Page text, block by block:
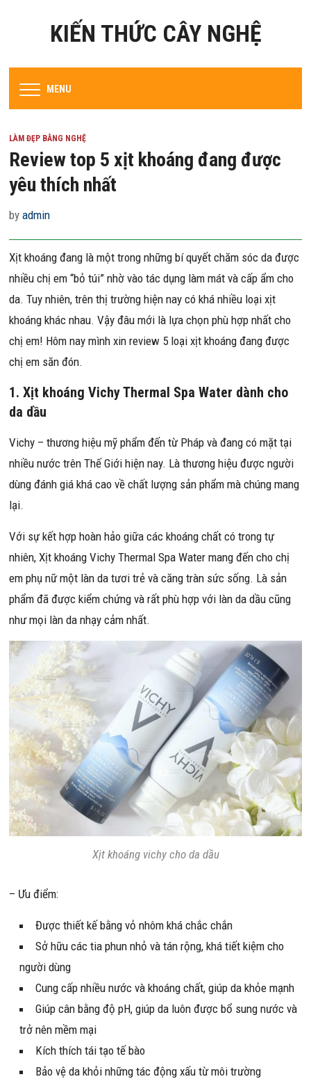
KIẾN THỨC CÂY NGHỆ
MENU
LÀM ĐẸP BẰNG NGHỆ
Review top 5 xịt khoáng đang được
yêu thích nhất
byadmin
Xịt khoáng đang là một trong những bí quyết chăm sóc da được
nhiều chị em “bỏ túi” nhờ vào tác dụng làm mát và cấp ẩm cho
da. Tuy nhiên, trên thị trường hiện nay có khá nhiều loại xịt
khoáng khác nhau. Vậy đâu mới là lựa chọn phù hợp nhất cho
chị em! Hôm nay mình xin review 5 loại xịt khoáng đang được
chị em săn đón.
1. Xịt khoáng Vichy Thermal Spa Water dành cho
da dầu
Vichy – thương hiệu mỹ phẩm đến từ Pháp và đang có mặt tại
nhiều nước trên Thế Giới hiện nay. Là thương hiệu được người
dùng đánh giá khá cao về chất lượng sản phẩm mà chúng mang
lại.
Với sự kết hợp hoàn hảo giữa các khoáng chất có trong tự
nhiên, Xịt khoáng Vichy Thermal Spa Water mang đến cho chị
em phụ nữ một làn da tươi trẻ và căng tràn sức sống. Là sản
phẩm đã được kiểm chứng và rất phù hợp với làn da dầu cũng
như mọi làn da nhạy cảm nhất.
Xịt khoáng vichy cho da dầu
– Ưu điểm:
Được thiết kế bằng vỏ nhôm khá chắc chắn
Sở hữu các tia phun nhỏ và tán rộng, khá tiết kiệm cho
người dùng
Cung cấp nhiều nước và khoáng chất, giúp da khỏe mạnh
Giúp cân bằng độ pH, giúp da luôn được bổ sung nước và
trở nên mềm mại
Kích thích tái tạo tế bào
Bảo vệ da khỏi những tác động xấu từ môi trường